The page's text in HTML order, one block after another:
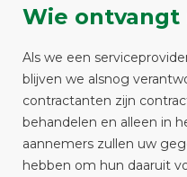
Wie ontvangt
Als we een
blijven we alsnog
contractanten zijn
behandelen en alleen in
aannemers zullen uw
hebben om hun daaruit